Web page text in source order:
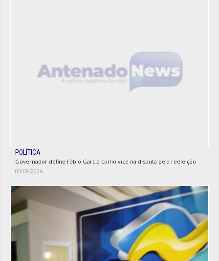
POLÍTICA
Governador define Fábio Garcia como vice na disputa pela reeleição
03/08/2026